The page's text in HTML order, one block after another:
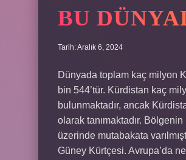
BU
Tarih: Aralık 6, 2024
Dünyada toplam kaç milyon
bin 544’tür. Kürdistan kaç
bulunmaktadır, ancak
olarak tanımaktadır.
üzerinde mutabakata
Güney Kürtçesi. Avrupa’da